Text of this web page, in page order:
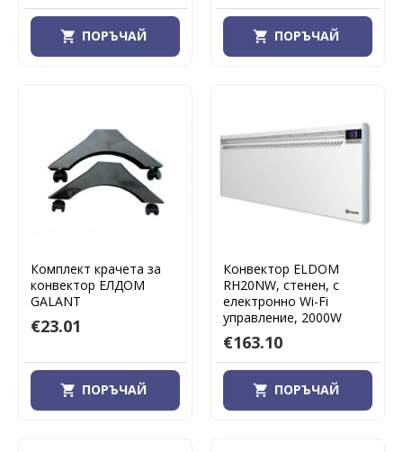
ПОРЪЧАЙ ПОРЪЧАЙ
Комплект крачета за
конвектор ЕЛДОМ
GALANT
€23.01
ПОРЪЧАЙ
Конвектор ELDOM
RH20NW, стенен, с
електронно Wi-Fi
управление, 2000W
€163.10
ПОРЪЧАЙ